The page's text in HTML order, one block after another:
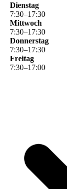
Dienstag
7:30–17:30
Mittwoch
7:30–17:30
Donnerstag
7:30–17:30
Freitag
7:30–17:00